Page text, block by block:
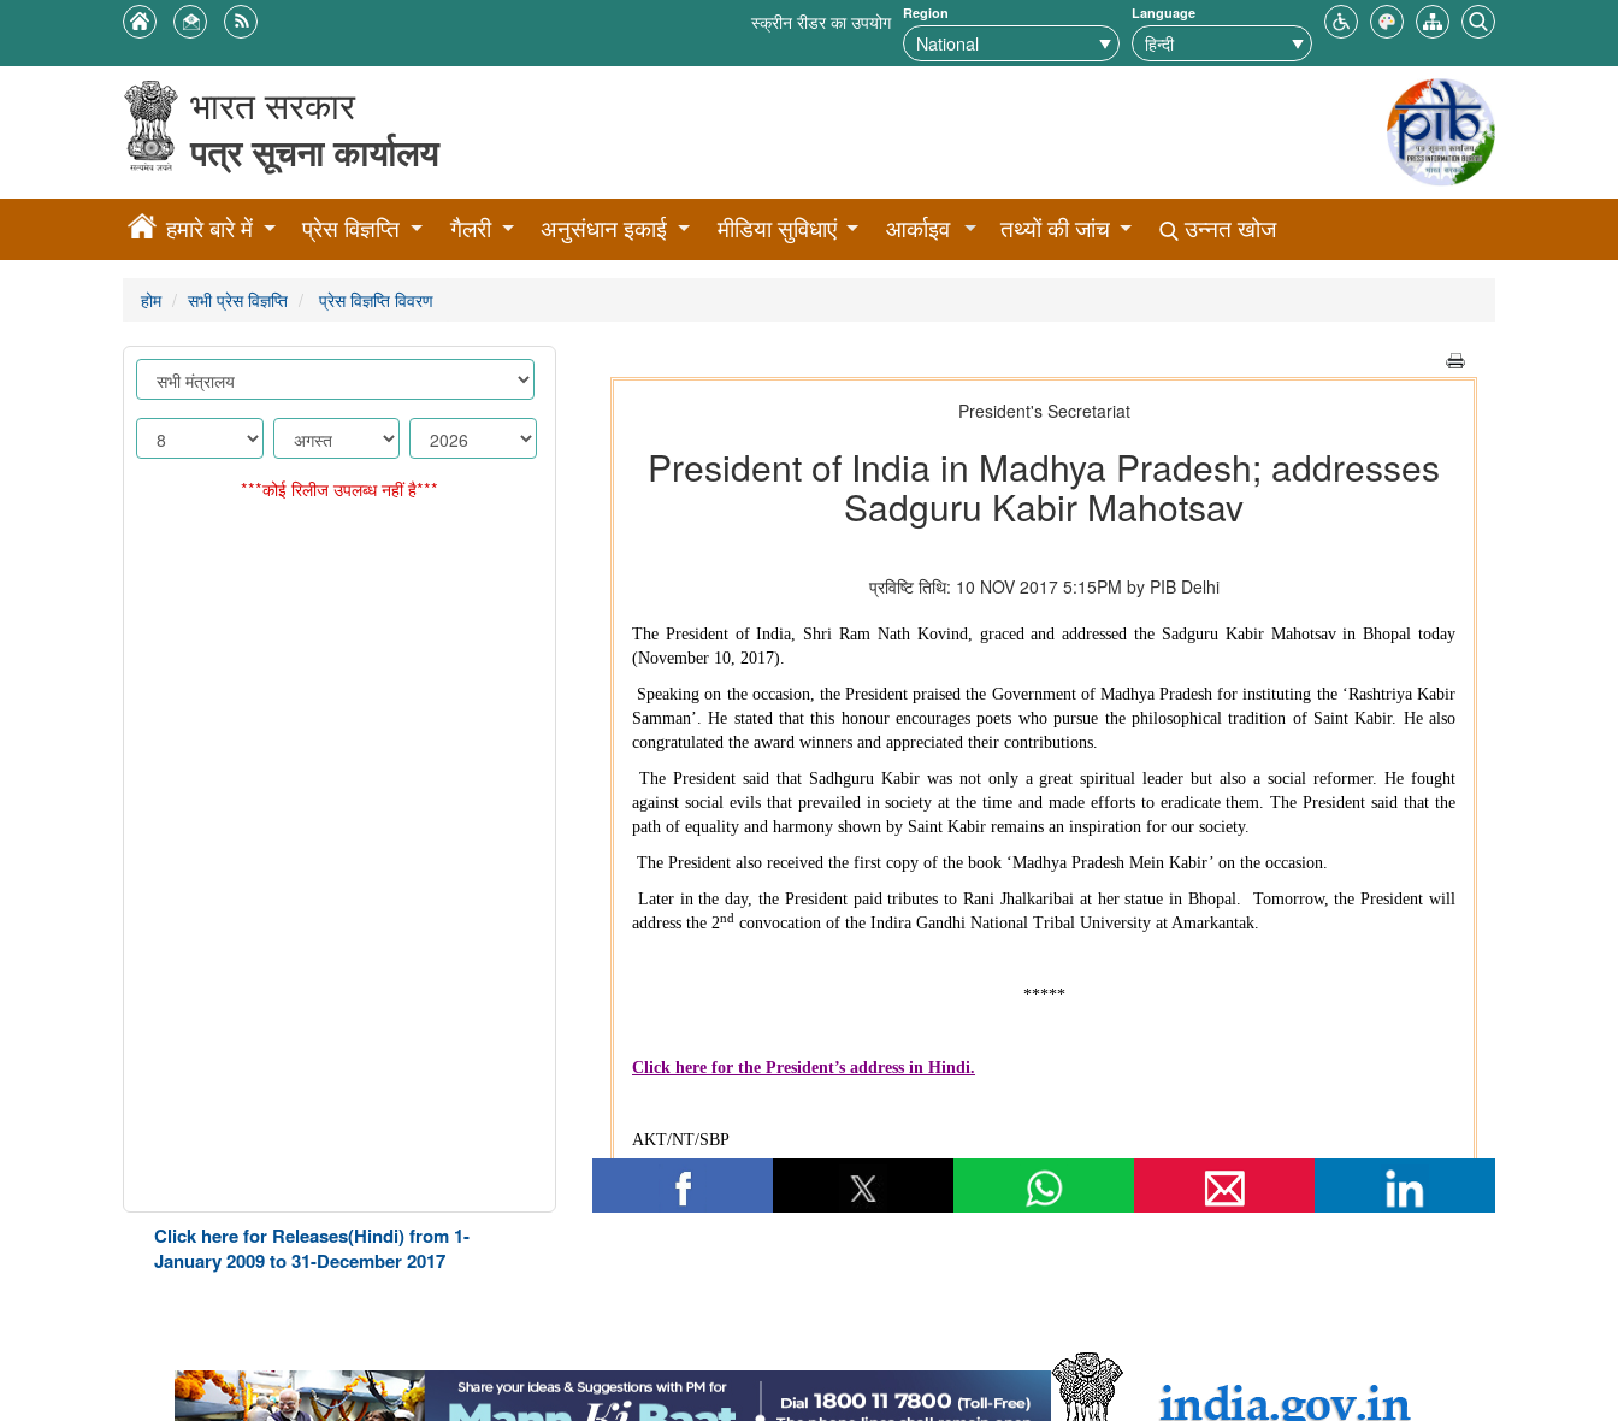
स्क्रीन रीडर का उपयोग Region Language
भारत सरकार
पत्र सूचना कार्यालय
हमारे बारे में प्रेस विज्ञप्ति गैलरी अनुसंधान इकाई मीडिया सुविधाएं आर्काइव तथ्यों की जांच उन्नत खोज
होम सभी प्रेस विज्ञप्ति प्रेस विज्ञप्ति विवरण
***कोई रिलीज उपलब्ध नहीं है***
Click here for Releases(Hindi) from 1-
January 2009 to 31-December 2017